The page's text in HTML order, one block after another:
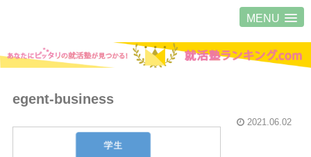
MENU
egent-business
2021.06.02